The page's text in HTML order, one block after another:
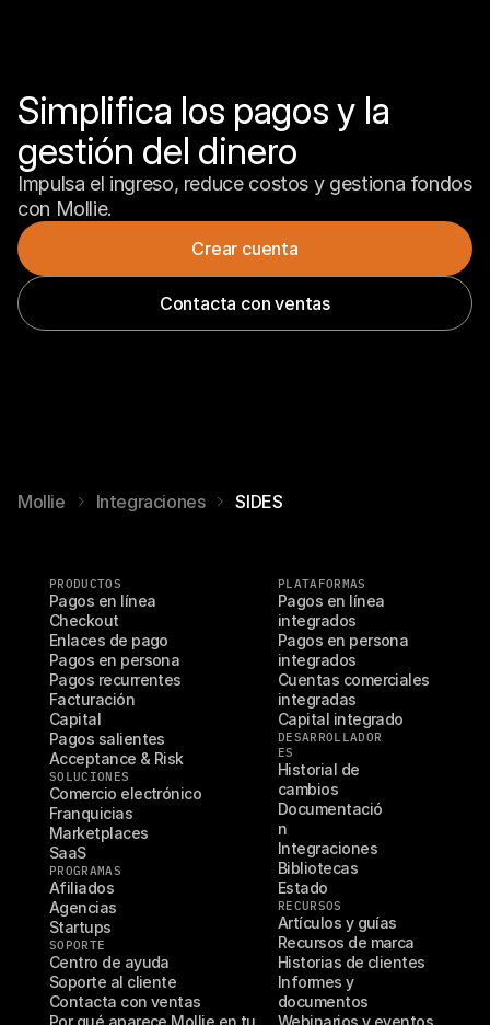
Simplifica los pagos y la
gestión del dinero
Impulsa el ingreso, reduce costos y gestiona fondos
con Mollie.
Crear cuenta
Contacta con ventas
Mollie Integraciones SIDES
PRODUCTOS
Pagos en línea
Checkout
Enlaces de pago
Pagos en persona
Pagos recurrentes
Facturación
Capital
Pagos salientes
Acceptance & Risk
SOLUCIONES
Comercio electrónico
Franquicias
Marketplaces
SaaS
PROGRAMAS
Afiliados
Agencias
Startups
SOPORTE
Centro de ayuda
Soporte al cliente
Contacta con ventas
Por qué aparece Mollie en tu
PLATAFORMAS
Pagos en línea
integrados
Pagos en persona
integrados
Cuentas comerciales
integradas
Capital integrado
DESARROLLADOR
ES
Historial de
cambios
Documentació
n
Integraciones
Bibliotecas
Estado
RECURSOS
Artículos y guías
Recursos de marca
Historias de clientes
Informes y
documentos
Webinarios y eventos